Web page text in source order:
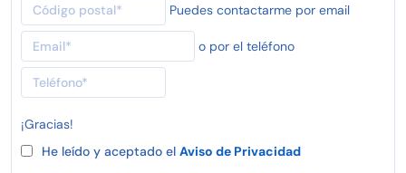
Puedes contactarme por email
o por el teléfono
¡Gracias!
He leído y aceptado el Aviso de Privacidad